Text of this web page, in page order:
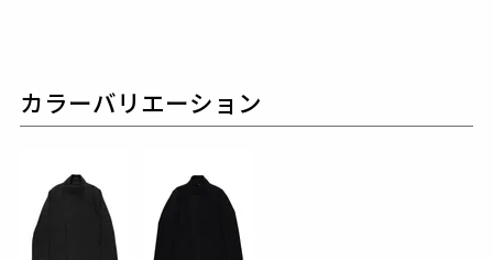
カラーバリエーション